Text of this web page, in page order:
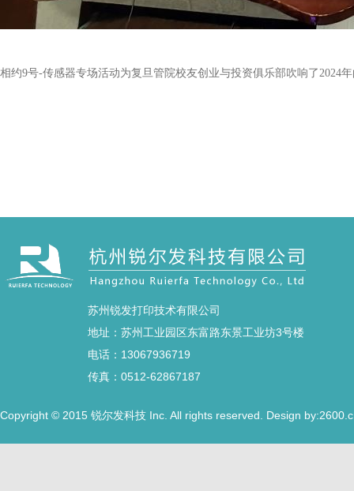
相约9号-传感器专场活动为复旦管院校友创业与投资俱乐部吹响了2024
苏州锐发打印技术有限公司
地址：苏州工业园区东富路东景工业坊3号楼
电话：13067936719
传真：0512-62867187
Copyright © 2015 锐尔发科技 Inc. All rights reserved. Design